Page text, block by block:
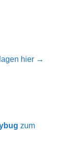
hier →
zum